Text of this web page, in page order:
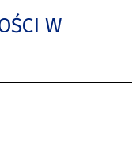
W